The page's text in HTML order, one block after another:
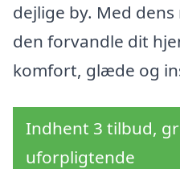
dejlige by. Med
den forvandle dit
komfort, glæde og
Indhent 3 tilbud,
uforpligtende